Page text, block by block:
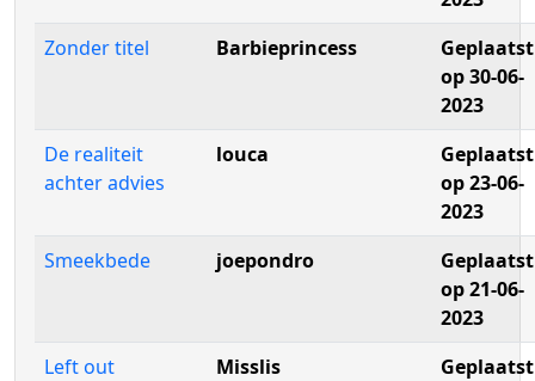
Zonder titel
Barbieprincess
Geplaatst
op 30-06-
2023
De realiteit
achter advies
louca
Geplaatst
op 23-06-
2023
Smeekbede
joepondro
Geplaatst
op 21-06-
2023
Left out
Misslis
Geplaatst